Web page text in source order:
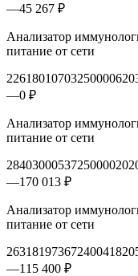
—45 267 ₽
Анализатор
питание от сети
2261801070325000062
—0 ₽
Анализатор
питание от сети
2840300053725000020
—170 013 ₽
Анализатор
питание от сети
2631819736724004182
—115 400 ₽